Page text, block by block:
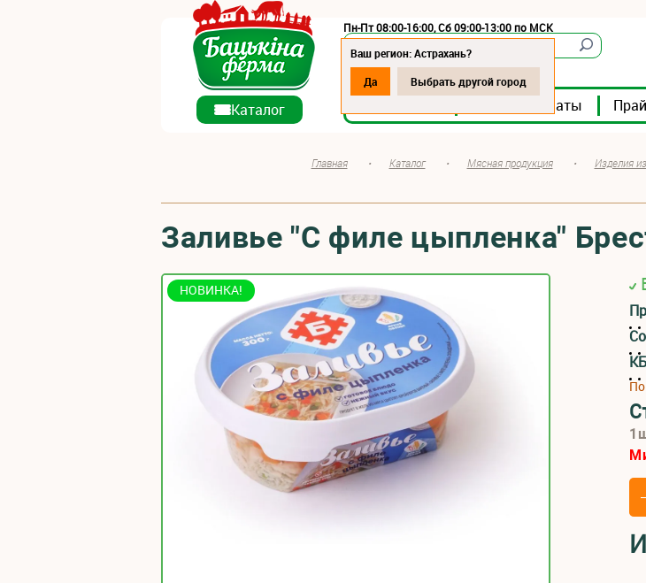
Пн-Пт 08:00-16:00, Сб 09:00-13:00 по МСК
Мясокомбинаты
Ваш регион: Астрахань?
Да
Выбрать другой город
Каталог
Главная • Каталог • Мясная продукция • Изделия
Заливье "С филе цыпленка"
НОВИНКА!